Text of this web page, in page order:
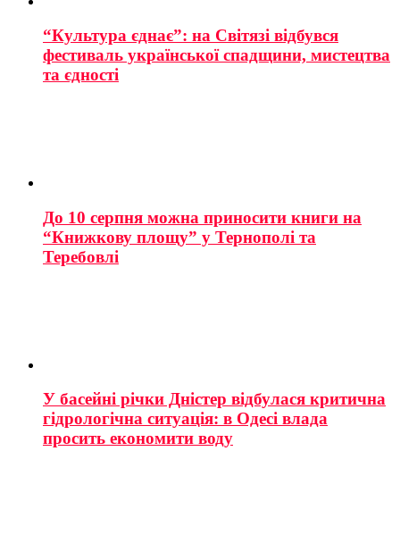
“Культура єднає”: на Світязі відбувся
фестиваль української спадщини, мистецтва
та єдності
До 10 серпня можна приносити книги на
“Книжкову площу” у Тернополі та
Теребовлі
У басейні річки Дністер відбулася критична
гідрологічна ситуація: в Одесі влада
просить економити воду